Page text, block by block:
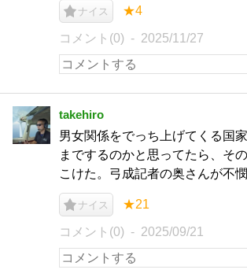
ナイス ★4
コメント(0) 2025/11/27
takehiro
男女関係をでっち上げてくる国
までするのかと思ってたら、そ
こけた。弓成記者の奥さんが不憫
ナイス ★21
コメント(0) 2025/09/21